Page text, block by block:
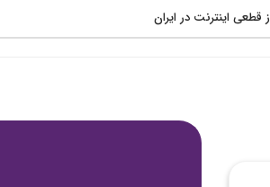
قطعی اینترنت در ایران